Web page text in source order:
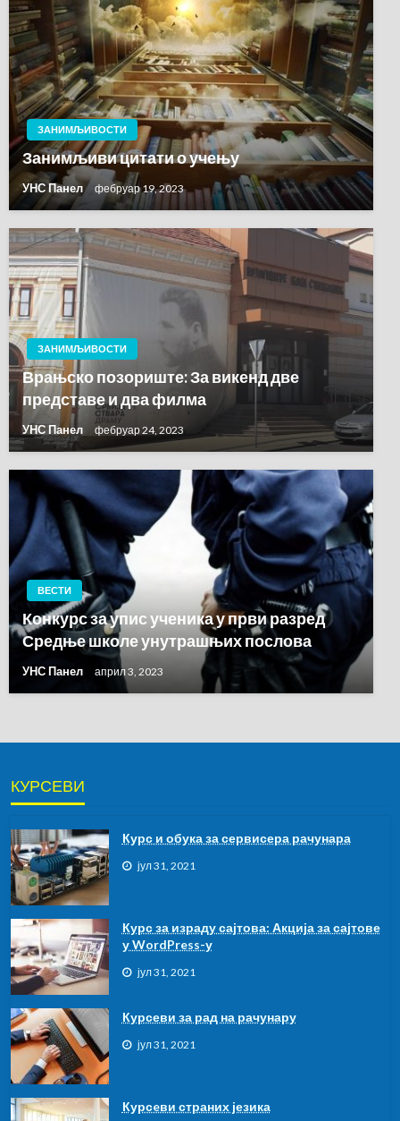
ЗАНИМЉИВОСТИ
Занимљиви цитати о учењу
УНС Панел фебруар 19, 2023
ЗАНИМЉИВОСТИ
Врањско позориште: За викенд две
представе и два филма
УНС Панел фебруар 24, 2023
ВЕСТИ
Конкурс за упис ученика у први разред
Средње школе унутрашњих послова
УНС Панел април 3, 2023
КУРСЕВИ
Курс и обука за сервисера рачунара
јул 31, 2021
Курс за израду сајтова: Акција за сајтове
у WordPress-у
јул 31, 2021
Курсеви за рад на рачунару
јул 31, 2021
Курсeви страних језика